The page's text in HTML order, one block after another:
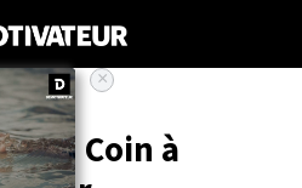
Bon Coin à
×